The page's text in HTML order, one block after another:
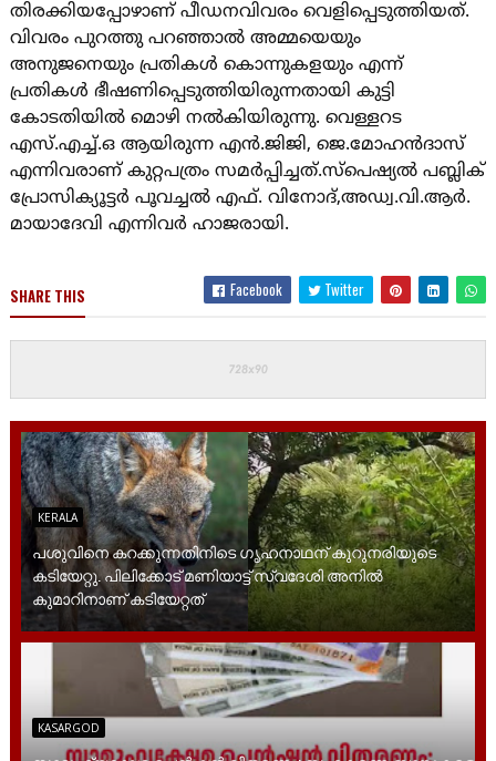
തിരക്കിയപ്പോഴാണ് പീഡനവിവരം വെളിപ്പെടുത്തിയത്.
വിവരം പുറത്തു പറഞ്ഞാൽ അമ്മയെയും
അനുജനെയും പ്രതികൾ കൊന്നുകളയും എന്ന്
പ്രതികൾ ഭീഷണിപ്പെടുത്തിയിരുന്നതായി കുട്ടി
കോടതിയിൽ മൊഴി നൽകിയിരുന്നു. വെള്ളറട
എസ്.എച്ച്.ഒ ആയിരുന്ന എൻ.ജിജി, ജെ.മോഹൻദാസ്
എന്നിവരാണ് കുറ്റപത്രം സമർപ്പിച്ചത്.സ്പെഷ്യൽ പബ്ലിക്
പ്രോസിക്യൂട്ടർ പൂവച്ചൽ എഫ്. വിനോദ്,അഡ്വ.വി.ആർ.
മായാദേവി എന്നിവർ ഹാജരായി.
SHARE THIS Facebook Twitter
KERALA
പശുവിനെ കറക്കുന്നതിനിടെ ഗൃഹനാഥന് കുറുനരിയുടെ
കടിയേറ്റു. പിലിക്കോട് മണിയാട്ട് സ്വദേശി അനിൽ
കുമാറിനാണ് കടിയേറ്റത്
KASARGOD